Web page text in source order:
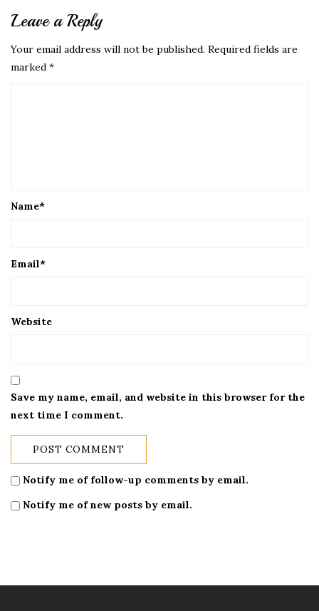
Leave a Reply
Your email address will not be published. Required fields are
marked *
Name*
Email*
Website
Save my name, email, and website in this browser for the
next time I comment.
Notify me of follow-up comments by email.
Notify me of new posts by email.